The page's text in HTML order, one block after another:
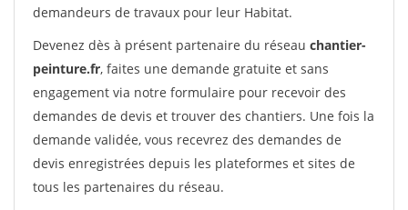
demandeurs de travaux pour leur Habitat.
Devenez dès à présent partenaire du réseau chantier-
peinture.fr, faites une demande gratuite et sans
engagement via notre formulaire pour recevoir des
demandes de devis et trouver des chantiers. Une fois la
demande validée, vous recevrez des demandes de
devis enregistrées depuis les plateformes et sites de
tous les partenaires du réseau.